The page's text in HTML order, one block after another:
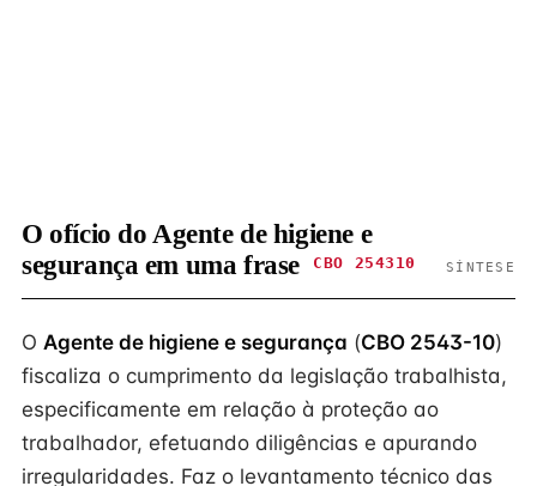
O ofício do Agente de higiene e
segurança em uma frase
CBO 254310 SÍNTESE
O Agente de higiene e segurança (CBO 2543-10)
fiscaliza o cumprimento da legislação trabalhista,
especificamente em relação à proteção ao
trabalhador, efetuando diligências e apurando
irregularidades. Faz o levantamento técnico das